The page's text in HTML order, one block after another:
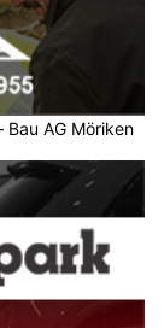
Bau AG Möriken